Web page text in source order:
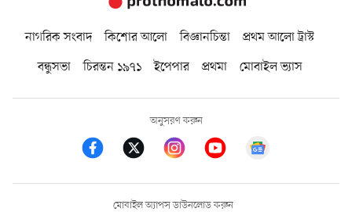
নাগরিক সংবাদ কিশোর আলো বিজ্ঞানচিন্তা
প্রথম আলো ট্রাস্ট
বন্ধুসভা
চিরন্তন ১৯৭১ ইপেপার প্রথমা মোবাইল ভ্যাস
অনুসরণ করুন
মোবাইল অ্যাপস ডাউনলোড করুন